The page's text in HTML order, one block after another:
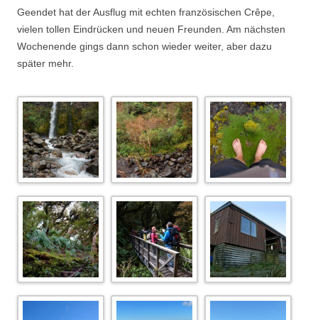
Geendet hat der Ausflug mit echten französischen Crêpe,
vielen tollen Eindrücken und neuen Freunden. Am nächsten
Wochenende gings dann schon wieder weiter, aber dazu
später mehr.